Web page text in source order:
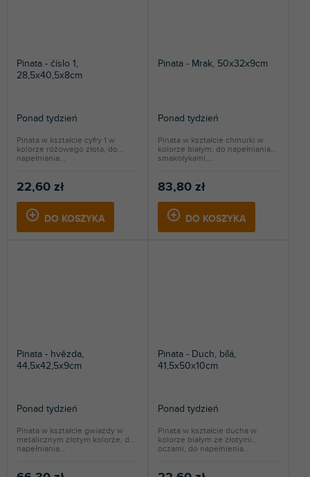
Pinata - číslo 1,
28,5x40,5x8cm
Ponad tydzień
22,60 zł
DO KOSZYKA
Pinata w kształcie cyfry 1 w
kolorze różowego złota, do
napełniania...
Pinata - Mrak, 50x32x9cm
Ponad tydzień
83,80 zł
DO KOSZYKA
Pinata w kształcie chmurki w
kolorze białym, do napełniania
smakołykami,...
Pinata - hvězda,
44,5x42,5x9cm
Ponad tydzień
Pinata w kształcie gwiazdy w
metalicznym złotym kolorze, do
napełniania...
Pinata - Duch, bílá,
41,5x50x10cm
Ponad tydzień
Pinata w kształcie ducha w
kolorze białym ze złotymi
oczami, do napełnienia...